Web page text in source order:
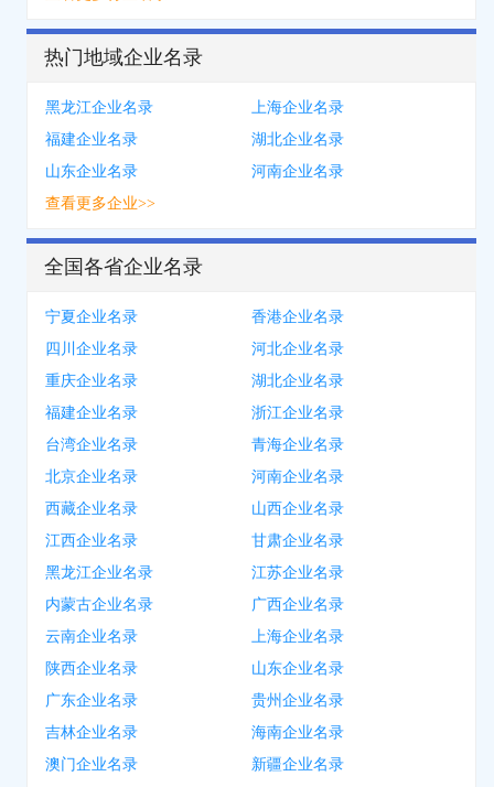
热门地域企业名录
黑龙江企业名录
上海企业名录
福建企业名录
湖北企业名录
山东企业名录
河南企业名录
查看更多企业>>
全国各省企业名录
宁夏企业名录
香港企业名录
四川企业名录
河北企业名录
重庆企业名录
湖北企业名录
福建企业名录
浙江企业名录
台湾企业名录
青海企业名录
北京企业名录
河南企业名录
西藏企业名录
山西企业名录
江西企业名录
甘肃企业名录
黑龙江企业名录
江苏企业名录
内蒙古企业名录
广西企业名录
云南企业名录
上海企业名录
陕西企业名录
山东企业名录
广东企业名录
贵州企业名录
吉林企业名录
海南企业名录
澳门企业名录
新疆企业名录